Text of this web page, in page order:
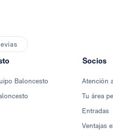
Baloncesto
Socios
Atención
Tu área
Entradas
Ventajas